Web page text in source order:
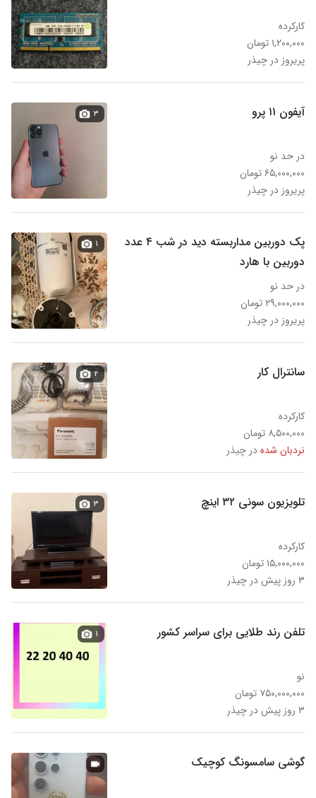
کارکرده
۱,۲۰۰,۰۰۰ تومان
پریروز در چیذر
آیفون ۱۱ پرو
در حد نو
۶۵,۰۰۰,۰۰۰ تومان
پریروز در چیذر
۳
پک دوربین مداربسته دید در شب ۴ عدد
دوربین با هارد
در حد نو
۲۹,۰۰۰,۰۰۰ تومان
پریروز در چیذر
۱
سانترال کار
کارکرده
۸,۵۰۰,۰۰۰ تومان
نردبان شدهدر چیذر
۲
تلویزیون سونی ۳۲ اینچ
کارکرده
۱۵,۰۰۰,۰۰۰ تومان
۳ روز پیش در چیذر
۳
تلفن رند طلایی برای سراسر کشور
نو
۷۵۰,۰۰۰,۰۰۰ تومان
۳ روز پیش در چیذر
۱
گوشی سامسونگ کوچیک